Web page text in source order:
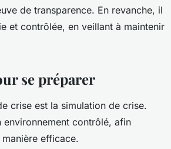
de transparence. En revanche, il
et contrôlée, en veillant à maintenir
se préparer
crise est la simulation de crise.
environnement contrôlé, afin
manière efficace.